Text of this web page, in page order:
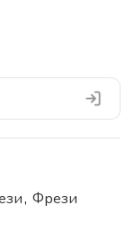
, Фрези